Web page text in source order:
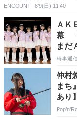
ENCOUNT 8/9(日) 11:40
ＡＫ
幕 「
まだ
時事通
仲村
まち
あり】